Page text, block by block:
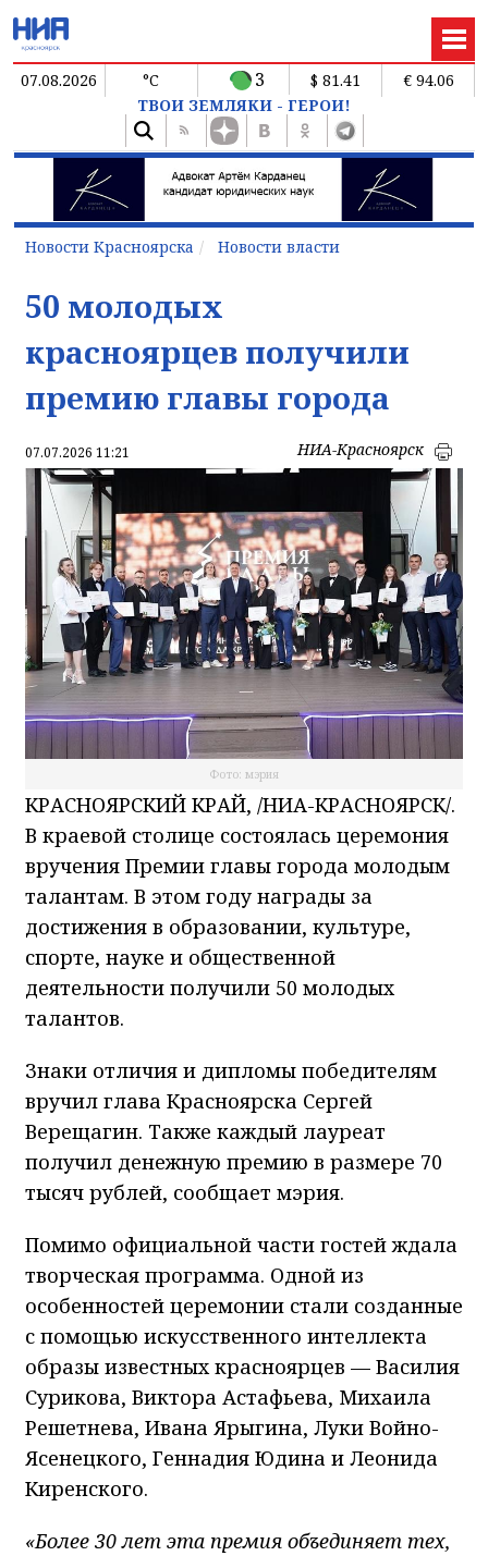
07.08.2026 °C 3 $ 81.41
€ 94.06
ТВОИ ЗЕМЛЯКИ - ГЕРОИ!
Новости Красноярска Новости власти
50 молодых
красноярцев получили
премию главы города
07.07.2026 11:21 НИА-Красноярск
Фото: мэрия
КРАСНОЯРСКИЙ КРАЙ, /НИА-КРАСНОЯРСК/.
В краевой столице состоялась церемония
вручения Премии главы города молодым
талантам. В этом году награды за
достижения в образовании, культуре,
спорте, науке и общественной
деятельности получили 50 молодых
талантов.
Знаки отличия и дипломы победителям
вручил глава Красноярска Сергей
Верещагин. Также каждый лауреат
получил денежную премию в размере 70
тысяч рублей, сообщает мэрия.
Помимо официальной части гостей ждала
творческая программа. Одной из
особенностей церемонии стали созданные
с помощью искусственного интеллекта
образы известных красноярцев — Василия
Сурикова, Виктора Астафьева, Михаила
Решетнева, Ивана Ярыгина, Луки Войно-
Ясенецкого, Геннадия Юдина и Леонида
Киренского.
«Более 30 лет эта премия объединяет тех,